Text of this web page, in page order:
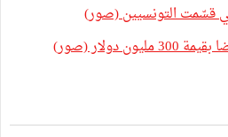
قسّمت التونسيين (صور)
دولار (صور)